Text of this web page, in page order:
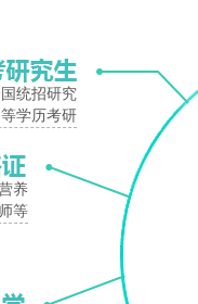
发的执业护士证书。
行业工作的在职专业技术人员。
全国统考、单考和免试入学的
成人高等学校招生工作管理信
，考生如果想获取更多关于成
统招研究
学历考研
养
等